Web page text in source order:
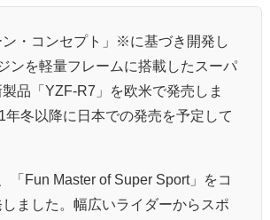
ン・コンセプト」※に基づき開発し
ンを軽量フレームに搭載したスーパ
品「YZF-R7」を欧米で発売しま
年冬以降に日本での発売を予定して
「Fun Master of Super Sport」をコ
ました。幅広いライダーからスポ